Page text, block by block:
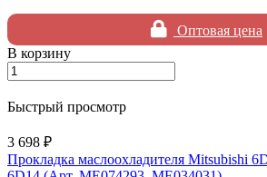
Оптовая цена
В корзину
Быстрый просмотр
3 698 ₽
Прокладка маслоохладителя Mitsubishi